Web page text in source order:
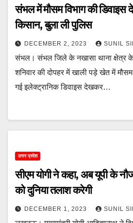
संभल में मौसम विभाग की
किसान, बुला ली पुलिस
DECEMBER 2, 2023 SUNIL
संभल। संभल जिले के नखासा थाना क्षेत्र के
शनिवार की दोपहर में खाली पड़े खेत में
गई इलेक्ट्रानिक डिवाइस देखकर…
उत्तर प्रदेश
सीएम योगी ने कहा, अब यूपी के
को दुनिया तलाश करेगी
DECEMBER 1, 2023 SUNIL